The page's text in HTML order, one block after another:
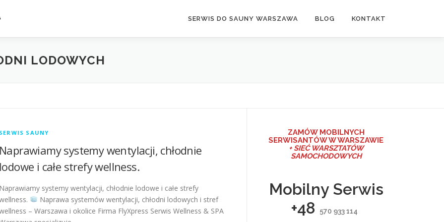
SERWIS DO SAUNY WARSZAWA BLOG KONTAKT
LODOWYCH
SERWIS SAUNY
Naprawiamy systemy wentylacji, chłodnie
lodowe i całe strefy wellness.
Naprawiamy systemy wentylacji, chłodnie lodowe i całe strefy
Naprawa systemów wentylacji, chłodni lodowych i stref
– Warszawa i okolice Firma FlyXpress Serwis Wellness & SPA
ZAMÓW MOBILNYCH
SERWISANTÓW W WARSZAWIE
+ SIEĆ WARSZTATÓW
SAMOCHODOWYCH
Mobilny Serwis
+48
570 933 114